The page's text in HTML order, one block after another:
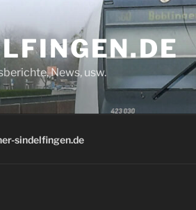
News, usw.
sindelfingen.de